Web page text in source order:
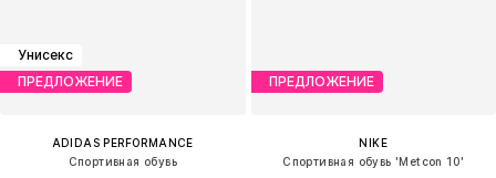
Унисекс
ПРЕДЛОЖЕНИЕ
ADIDAS PERFORMANCE
Спортивная обувь
ПРЕДЛОЖЕНИЕ
NIKE
Спортивная обувь 'Metcon 10'